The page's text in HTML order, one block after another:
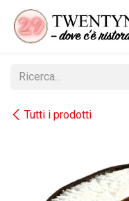
Passa al contenuto
Tutti i prodotti